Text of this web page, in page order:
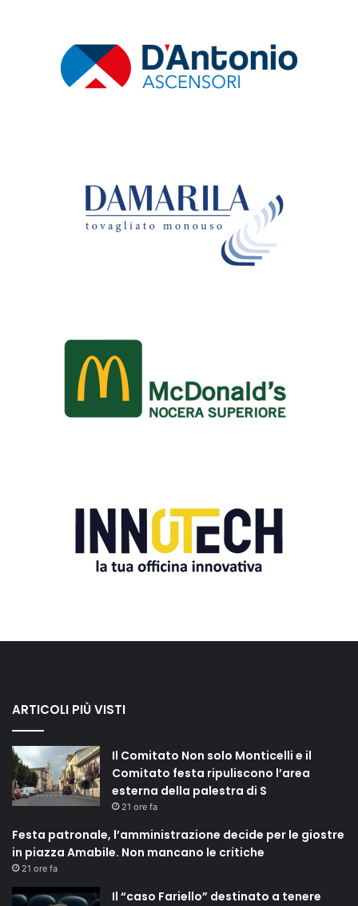
ARTICOLI PIÙ VISTI
Il Comitato Non solo Monticelli e il
Comitato festa ripuliscono l’area
esterna della palestra di S
21 ore fa
Festa patronale, l’amministrazione decide per le giostre
in piazza Amabile. Non mancano le critiche
21 ore fa
Il “caso Fariello” destinato a tenere